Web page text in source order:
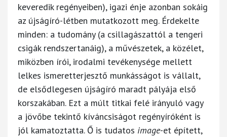
keveredik regényeiben), igazi énje azonban sokáig
az újságíró-létben mutatkozott meg. Érdekelte
minden: a tudomány (a csillagászattól a tengeri
csigák rendszertanáig), a művészetek, a közélet,
miközben írói, irodalmi tevékenysége mellett
lelkes ismeretterjesztő munkásságot is vállalt,
de elsődlegesen újságíró maradt pályája első
korszakában. Ezt a múlt titkai felé irányuló vagy
a jövőbe tekintő kíváncsiságot regényíróként is
jól kamatoztatta. Ő is tudatos image-et épített,